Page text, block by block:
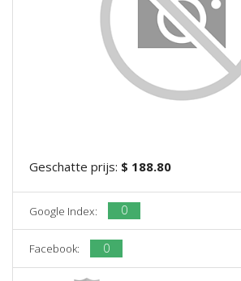
Geschatte prijs: $ 188.80
Google Index: 0
Facebook: 0